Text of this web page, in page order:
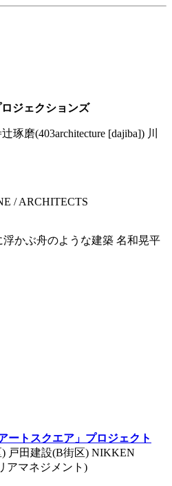
ジェクションズ
琢磨(403architecture [dajiba]) 川
/ ARCHITECTS
かぶ舟のような建築 名和晃平
ートスクエア」プロジェクト
戸田建設(B街区) NIKKEN
アマネジメント)